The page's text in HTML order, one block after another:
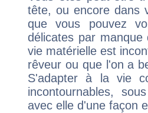
tête, ou encore dans
que vous pouvez
délicates par
vie matérielle est
rêveur ou que l'on a
S'adapter à la vie
incontournables,
avec elle d'une façon